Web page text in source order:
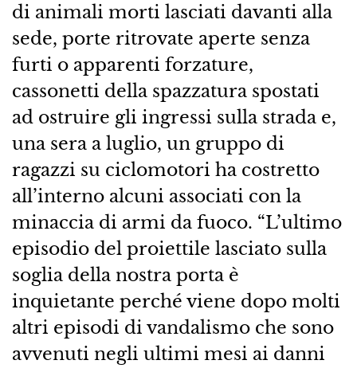
di animali morti lasciati davanti alla
sede, porte ritrovate aperte senza
furti o apparenti forzature,
cassonetti della spazzatura spostati
ad ostruire gli ingressi sulla strada e,
una sera a luglio, un gruppo di
ragazzi su ciclomotori ha costretto
all’interno alcuni associati con la
minaccia di armi da fuoco. “L’ultimo
episodio del proiettile lasciato sulla
soglia della nostra porta è
inquietante perché viene dopo molti
altri episodi di vandalismo che sono
avvenuti negli ultimi mesi ai danni